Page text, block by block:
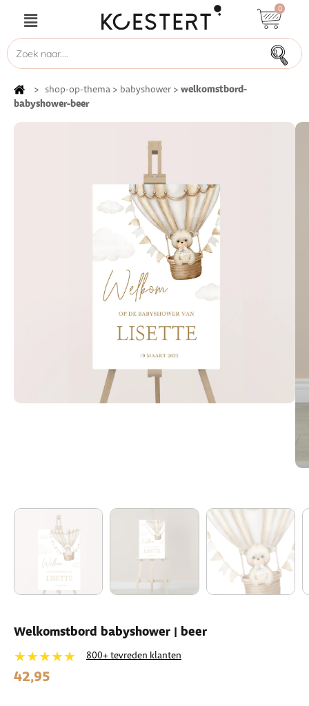
0
> shop-op-thema > babyshower > welkomstbord-
babyshower-beer
Welkomstbord babyshower | beer
★★★★★ 800+ tevreden klanten
42,95